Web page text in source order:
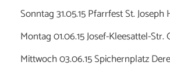
Sonntag 31.05.15 Pfarrfest St. Joseph
Montag 01.06.15 Josef-Kleesattel-Str.
Mittwoch 03.06.15 Spichernplatz